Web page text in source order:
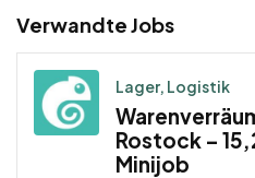
Verwandte Jobs
Lager, Logistik
Rostock –
Minijob